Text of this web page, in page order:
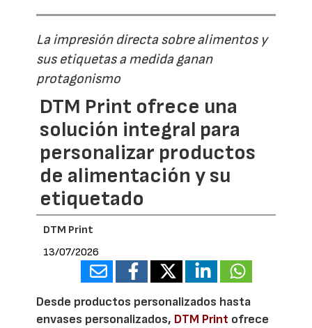
La impresión directa sobre alimentos y
sus etiquetas a medida ganan
protagonismo
DTM Print ofrece una
solución integral para
personalizar productos
de alimentación y su
etiquetado
DTM Print
13/07/2026
Desde productos personalizados hasta
envases personalizados, DTM Print ofrece